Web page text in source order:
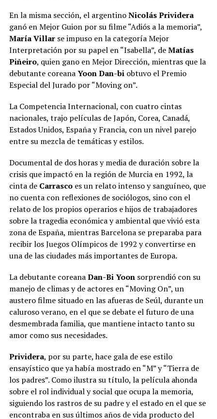
En la misma sección, el argentinoNicolás Prividera
ganó en Mejor Guion por su filme “Adiós a la memoria”,
María Villar se impuso en la categoría Mejor
Interpretación por su papel en “Isabella”, deMatías
Piñeiro, quien gano en Mejor Dirección, mientras que la
debutante coreanaYoon Dan-bi obtuvo el Premio
Especial del Jurado por “Moving on”.
La Competencia Internacional, con cuatro cintas
nacionales, trajo películas de Japón, Corea, Canadá,
Estados Unidos, España y Francia, con un nivel parejo
entre su mezcla de temáticas y estilos.
Documental de dos horas y media de duración sobre la
crisis que impactó en la región de Murcia en 1992, la
cinta de Carrasco es un relato intenso y sanguíneo, que
no cuenta con reflexiones de sociólogos, sino con el
relato de los propios operarios e hijos de trabajadores
sobre la tragedia económica y ambiental que vivió esta
zona de España, mientras Barcelona se preparaba para
recibir los Juegos Olímpicos de 1992 y convertirse en
una de las ciudades más importantes de Europa.
La debutante coreanaDan-Bi Yoon sorprendió con su
manejo de climas y de actores en “Moving On”, un
austero filme situado en las afueras de Seúl, durante un
caluroso verano, en el que se debate el futuro de una
desmembrada familia, que mantiene intacto tanto su
amor como sus necesidades.
Prividera, por su parte, hace gala de ese estilo
ensayístico que ya había mostrado en “M” y “Tierra de
los padres”. Como ilustra su título, la película ahonda
sobre el rol individual y social que ocupa la memoria,
siguiendo los rastros de su padre y el estado en el que se
encontraba en sus últimos años de vida producto del